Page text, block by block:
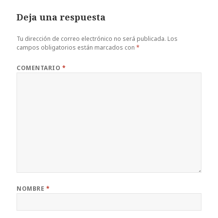
Deja una respuesta
Tu dirección de correo electrónico no será publicada. Los
campos obligatorios están marcados con*
COMENTARIO *
NOMBRE *